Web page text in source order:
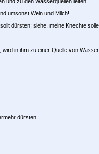
umsonst Wein und Milch!
dürsten; siehe, meine Knechte
in ihm zu einer Quelle von
dürsten.